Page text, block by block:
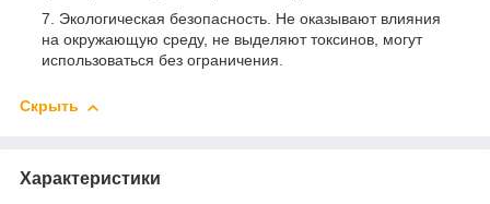
Экологическая безопасность. Не оказывают влияния
на окружающую среду, не выделяют токсинов, могут
использоваться без ограничения.
Скрыть
Характеристики